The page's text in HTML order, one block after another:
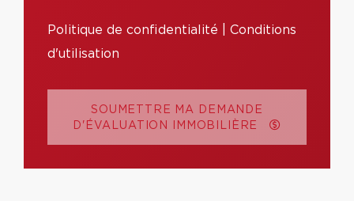
Politique de confidentialité
Conditions
d'utilisation
SOUMETTRE MA DEMANDE
D'ÉVALUATION IMMOBILIÈRE